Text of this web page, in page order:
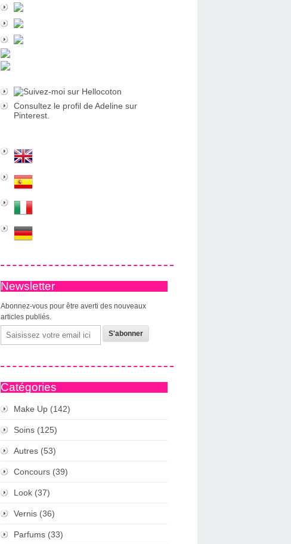
Consultez le profil de Adeline sur
Pinterest.
Newsletter
Abonnez-vous pour être averti des nouveaux
articles publiés.
Email
Catégories
Make Up (142)
Soins (125)
Autres (53)
Concours (39)
Look (37)
Vernis (36)
Parfums (33)